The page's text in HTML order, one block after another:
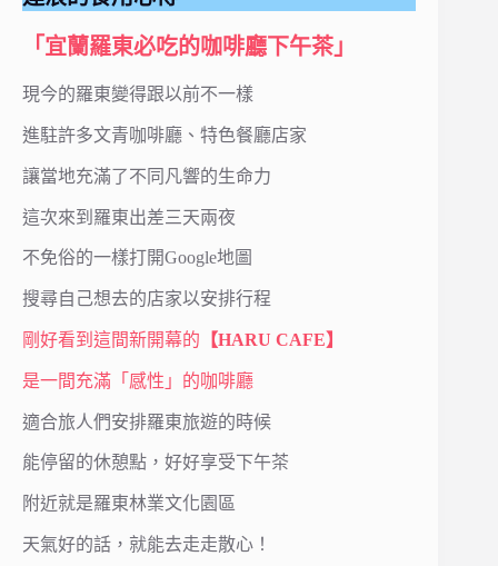
「宜蘭羅東必吃的咖啡廳下午茶」
現今的羅東變得跟以前不一樣
進駐許多文青咖啡廳、特色餐廳店家
讓當地充滿了不同凡響的生命力
這次來到羅東出差三天兩夜
不免俗的一樣打開Google地圖
搜尋自己想去的店家以安排行程
剛好看到這間新開幕的 【HARU CAFE】
是一間充滿「感性」的咖啡廳
適合旅人們安排羅東旅遊的時候
能停留的休憩點，好好享受下午茶
附近就是羅東林業文化園區
天氣好的話，就能去走走散心！